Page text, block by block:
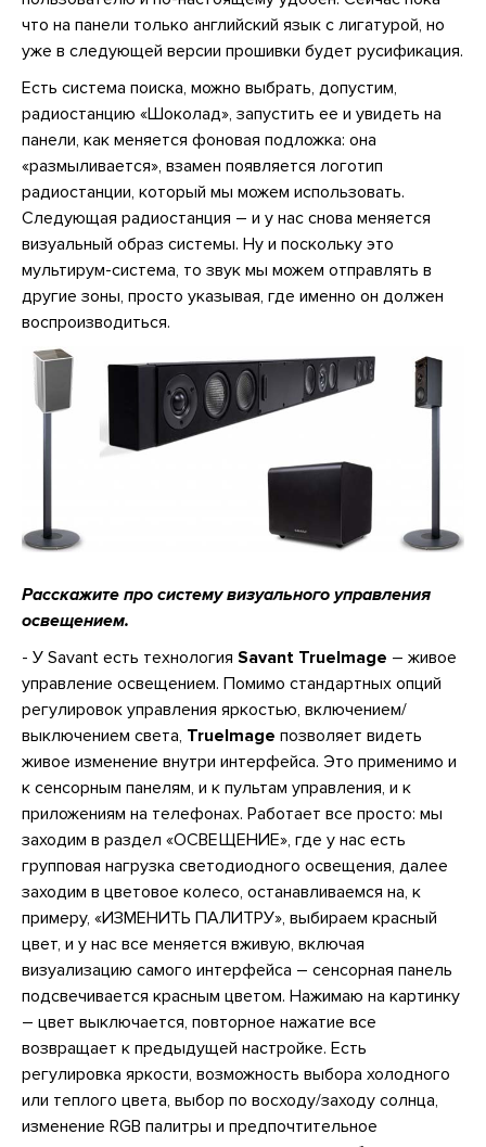
что на панели только английский язык с лигатурой, но
уже в следующей версии прошивки будет русификация.
Есть система поиска, можно выбрать, допустим,
радиостанцию «Шоколад», запустить ее и увидеть на
панели, как меняется фоновая подложка: она
«размыливается», взамен появляется логотип
радиостанции, который мы можем использовать.
Следующая радиостанция – и у нас снова меняется
визуальный образ системы. Ну и поскольку это
мультирум-система, то звук мы можем отправлять в
другие зоны, просто указывая, где именно он должен
воспроизводиться.
Расскажите про систему визуального управления
освещением.
- У Savant есть технология Savant TrueImage – живое
управление освещением. Помимо стандартных опций
регулировок управления яркостью, включением/
выключением света, TrueImage позволяет видеть
живое изменение внутри интерфейса. Это применимо и
к сенсорным панелям, и к пультам управления, и к
приложениям на телефонах. Работает все просто: мы
заходим в раздел «ОСВЕЩЕНИЕ», где у нас есть
групповая нагрузка светодиодного освещения, далее
заходим в цветовое колесо, останавливаемся на, к
примеру, «ИЗМЕНИТЬ ПАЛИТРУ», выбираем красный
цвет, и у нас все меняется вживую, включая
визуализацию самого интерфейса – сенсорная панель
подсвечивается красным цветом. Нажимаю на картинку
– цвет выключается, повторное нажатие все
возвращает к предыдущей настройке. Есть
регулировка яркости, возможность выбора холодного
или теплого цвета, выбор по восходу/заходу солнца,
изменение RGB палитры и предпочтительное